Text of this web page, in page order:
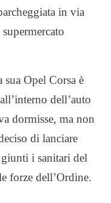
in via
Opel Corsa è
dell’auto
dormisse, ma non
di lanciare
i sanitari del
forze dell’Ordine.